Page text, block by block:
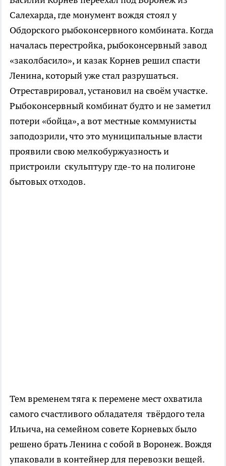
Салехарда, где монумент вождя стоял у
Обдорского рыбоконсервного комбината. Когда
началась перестройка, рыбоконсервный завод
«заколбасило», и казак Корнев решил спасти
Ленина, который уже стал разрушаться.
Отреставрировал, установил на своём участке.
Рыбоконсервный комбинат будто и не заметил
потери «бойца», а вот местные коммунисты
заподозрили, что это муниципальные власти
проявили свою мелкобуржуазность и
пристроили скульптуру где-то на полигоне
бытовых отходов.
Тем временем тяга к перемене мест охватила
самого счастливого обладателя твёрдого тела
Ильича, на семейном совете Корневых было
решено брать Ленина с собой в Воронеж. Вождя
упаковали в контейнер для перевозки вещей.